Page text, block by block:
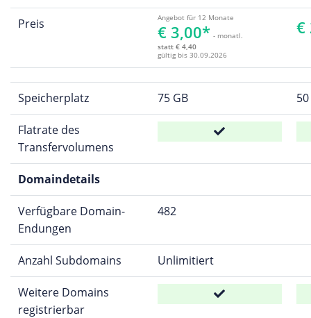
Preis Angebot für 12 Monate
€ 3,00* - monatl.
statt € 4,40
gültig bis 30.09.2026
€
Speicherplatz 75 GB
Flatrate des
Transfervolumens
Domaindetails
Verfügbare Domain-
Endungen
482
Anzahl Subdomains Unlimitiert
Weitere Domains
registrierbar